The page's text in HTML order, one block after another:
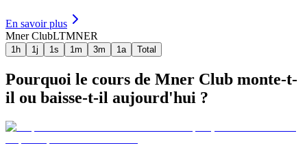
En savoir plus
Mner ClubLTMNER
1h 1j 1s 1m 3m 1a Total
Pourquoi le cours de Mner Club monte-t-
il ou baisse-t-il aujourd'hui ?